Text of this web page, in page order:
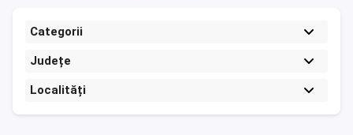
Categorii
Județe
Localități